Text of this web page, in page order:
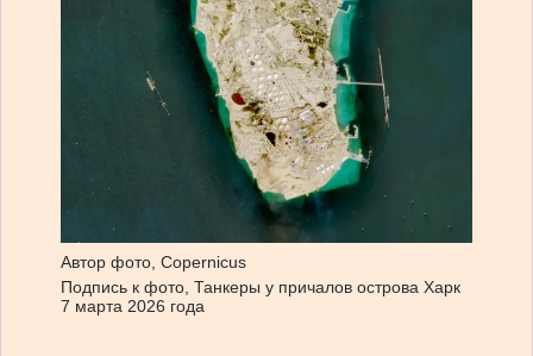
Автор фото, Copernicus
Подпись к фото, Танкеры у причалов острова Харк
7 марта 2026 года